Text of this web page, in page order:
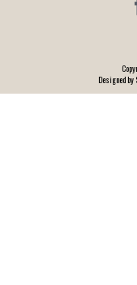
Designed by